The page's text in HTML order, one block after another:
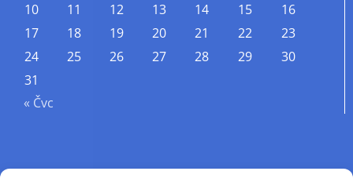
10
11 12 13 14 15
16
17
18 19 20 21 22
23
24
25 26 27 28 29
30
31
« Čvc
Příjmení